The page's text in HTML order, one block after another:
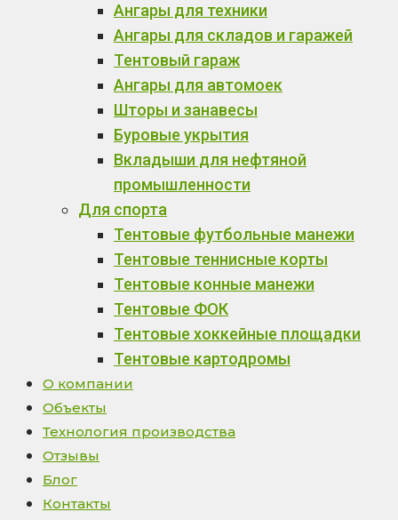
Ангары для техники
Ангары для складов и гаражей
Тентовый гараж
Ангары для автомоек
Шторы и занавесы
Буровые укрытия
Вкладыши для нефтяной
промышленности
Для спорта
Тентовые футбольные манежи
Тентовые теннисные корты
Тентовые конные манежи
Тентовые ФОК
Тентовые хоккейные площадки
Тентовые картодромы
О компании
Объекты
Технология производства
Отзывы
Блог
Контакты